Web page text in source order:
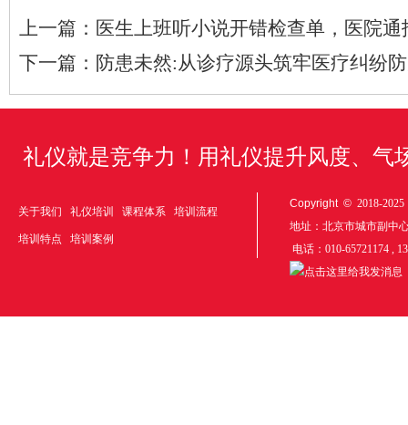
上一篇： 医生上班听小说开错检查单，医院通
下一篇： 防患未然:从诊疗源头筑牢医疗纠纷
礼仪就是竞争力！用礼仪提升风度、气
关于我们 礼仪培训 课程体系 培训流程
培训特点 培训案例
Copyright © 2018-
地址：北京市城市副中
电话：010-65721174 ,